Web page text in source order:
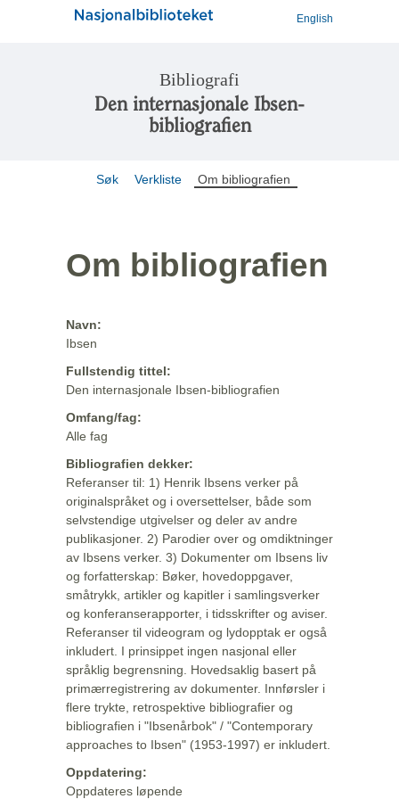
English
Bibliografi
Den internasjonale Ibsen-
bibliografien
Søk Verkliste Om bibliografien
Om bibliografien
Navn:
Ibsen
Fullstendig tittel:
Den internasjonale Ibsen-bibliografien
Omfang/fag:
Alle fag
Bibliografien dekker:
Referanser til: 1) Henrik Ibsens verker på
originalspråket og i oversettelser, både som
selvstendige utgivelser og deler av andre
publikasjoner. 2) Parodier over og omdiktninger
av Ibsens verker. 3) Dokumenter om Ibsens liv
og forfatterskap: Bøker, hovedoppgaver,
småtrykk, artikler og kapitler i samlingsverker
og konferanserapporter, i tidsskrifter og aviser.
Referanser til videogram og lydopptak er også
inkludert. I prinsippet ingen nasjonal eller
språklig begrensning. Hovedsaklig basert på
primærregistrering av dokumenter. Innførsler i
flere trykte, retrospektive bibliografier og
bibliografien i "Ibsenårbok" / "Contemporary
approaches to Ibsen" (1953-1997) er inkludert.
Oppdatering:
Oppdateres løpende